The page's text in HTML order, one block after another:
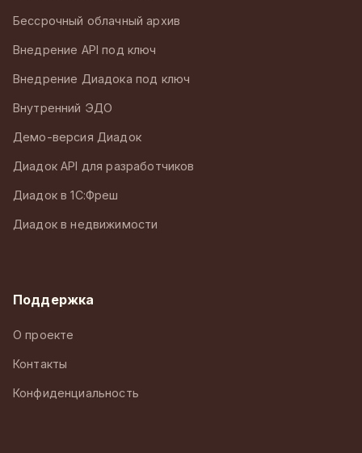
Бессрочный облачный архив
Внедрение API под ключ
Внедрение Диадока под ключ
Внутренний ЭДО
Демо-версия Диадок
Диадок API для разработчиков
Диадок в 1С:Фреш
Диадок в недвижимости
Поддержка
О проекте
Контакты
Конфиденциальность